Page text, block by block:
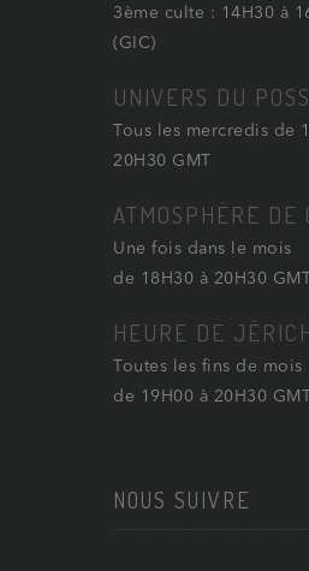
3ème culte : 14H30 à
(GIC)
UNIVERS DU
Tous les mercredis de
20H30 GMT
ATMOSPHÈRE DE
Une fois dans le mois
de 18H30 à 20H30 GMT
HEURE DE
Toutes les fins de mois
de 19H00 à 20H30 GMT
NOUS SUIVRE